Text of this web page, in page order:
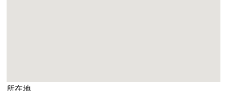
所在地